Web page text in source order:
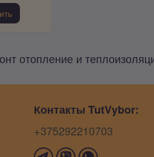
отопление и
Контакты TutVybor:
+375292210703